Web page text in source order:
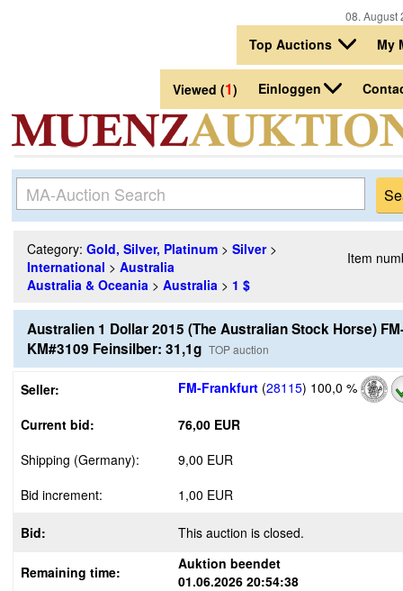
08.
Top Auctions My
Viewed (1) Einloggen
Category: Gold, Silver, Platinum > Silver>
International > Australia
Australia & Oceania > Australia > 1 $
Item
Australien 1 Dollar 2015 (The Australian Stock Horse)
KM#3109 Feinsilber: 31,1g TOP auction
Seller: FM-Frankfurt (28115) 100,0 %
Current bid:
76,00 EUR
Shipping (Germany):
9,00 EUR
Bid increment:
1,00 EUR
Bid: This auction is closed.
Remaining time:
Auktion beendet
01.06.2026 20:54:38